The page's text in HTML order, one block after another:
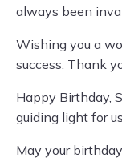
always been
Wishing you a
success. Thank
Happy Birthday,
guiding light for
May your